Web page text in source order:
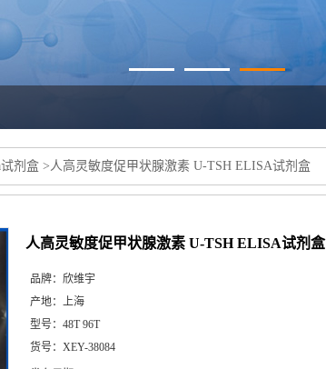
试剂盒 >人高灵敏度促甲状腺激素 U-TSH ELISA试剂盒
人高灵敏度促甲状腺激素 U-TSH ELISA试剂盒
品牌： 欣维宇
产地： 上海
型号： 48T 96T
货号： XEY-38084